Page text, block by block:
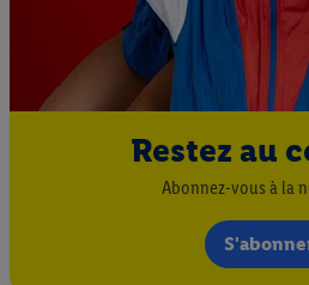
Restez au
Abonnez-vous à la